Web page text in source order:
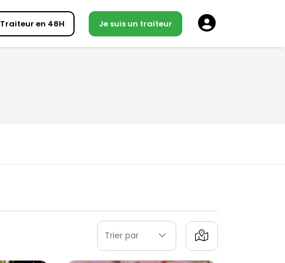
Traiteur en 48H Je suis un traiteur
Trier par